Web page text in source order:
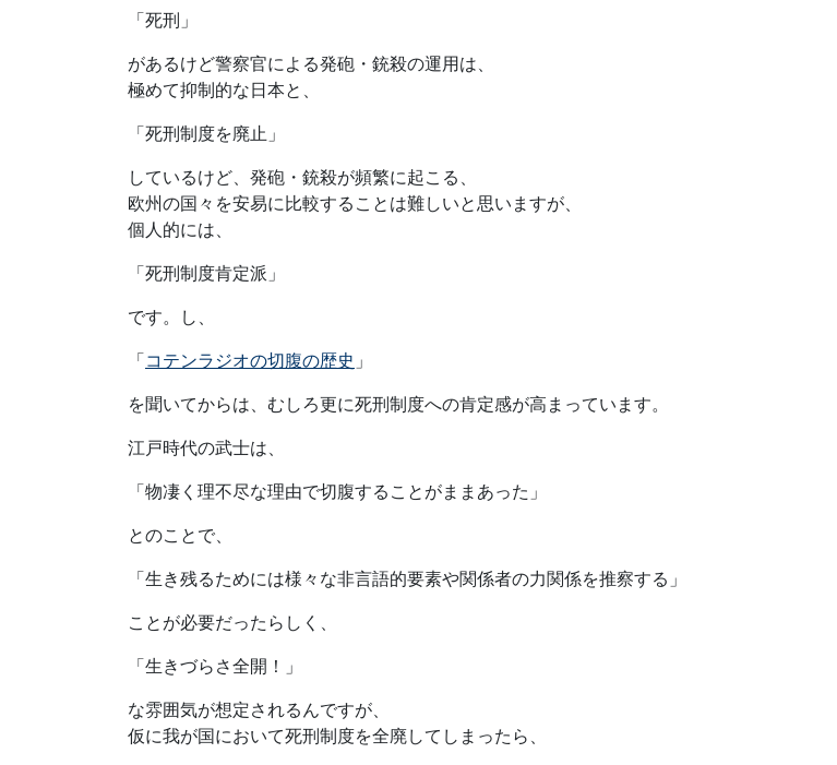
「死刑」
があるけど警察官による発砲・銃殺の運用は、
極めて抑制的な日本と、
「死刑制度を廃止」
しているけど、発砲・銃殺が頻繁に起こる、
欧州の国々を安易に比較することは難しいと思いますが、
個人的には、
「死刑制度肯定派」
です。し、
「コテンラジオの切腹の歴史 」
を聞いてからは、むしろ更に死刑制度への肯定感が高まっています。
江戸時代の武士は、
「物凄く理不尽な理由で切腹することがままあった」
とのことで、
「生き残るためには様々な非言語的要素や関係者の力関係を推察する」
ことが必要だったらしく、
「生きづらさ全開！」
な雰囲気が想定されるんですが、
仮に我が国において死刑制度を全廃してしまったら、